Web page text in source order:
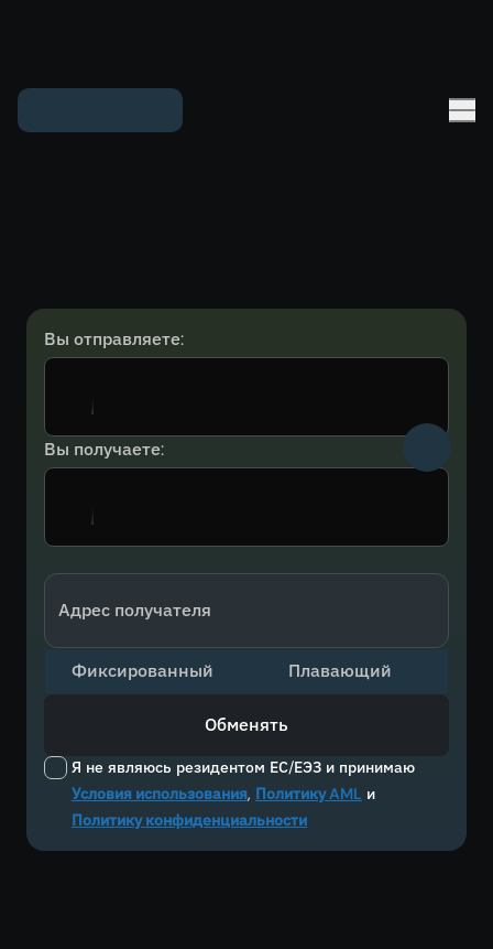
Вы отправляете:
Вы получаете:
Адрес получателя
Я не являюсь резидентом ЕС/ЕЭЗ и принимаю
Условия использования, Политику AML и
Политику конфиденциальности
Фиксированный Плавающий
Обменять